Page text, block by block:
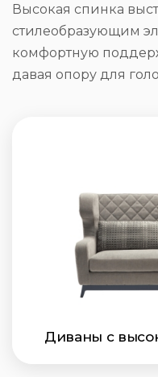
Высокая спинка
стилеобразующим
комфортную
давая опору для
Диваны с